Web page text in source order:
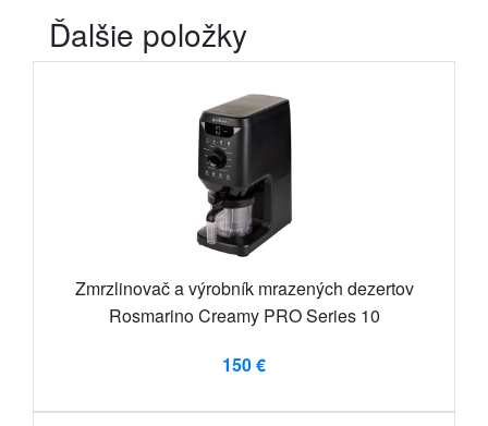
Ďalšie položky
Zmrzlinovač a výrobník mrazených dezertov
Rosmarino Creamy PRO Series 10
150 €